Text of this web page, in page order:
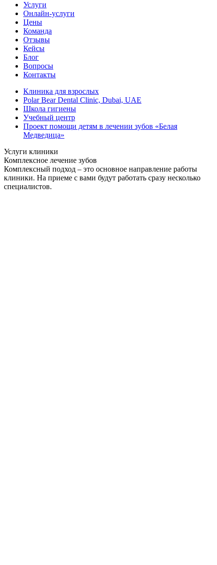
Услуги
Онлайн-услуги
Цены
Команда
Отзывы
Кейсы
Блог
Вопросы
Контакты
Клиника для взрослых
Polar Bear Dental Clinic, Dubai, UAE
Школа гигиены
Учебный центр
Проект помощи детям в лечении зубов «Белая
Медведица»
Услуги клиники
Комплексное лечение зубов
Комплексный подход – это основное направление работы
клиники. На приеме с вами будут работать сразу несколько
специалистов.